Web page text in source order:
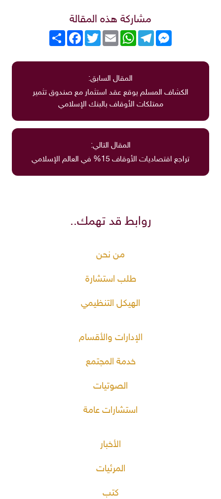
مشاركة هذه المقالة
انشر
FacebookTwitterEmail
WhatsAppTelegram
Messenger
المقال السابق:
الكشاف المسلم يوقع عقد استثمار مع صندوق تثمير
ممتلكات الأوقاف بالبنك الإسلامي
المقال التالي:
تراجع اقتصاديات الأوقاف 15% في العالم الإسلامي
روابط قد تهمك..
من نحن
طلب استشارة
الهيكل التنظيمي
الإدارات والأقسام
خدمة المجتمع
الصوتيات
استشارات عامة
الأخبار
المرئيات
كتب